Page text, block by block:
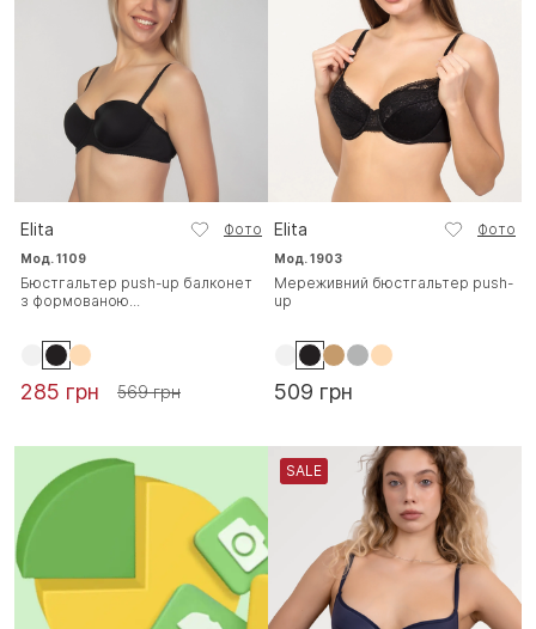
Elita Фото
Мод. 1109
Бюстгальтер push-up балконет
з формованою...
285 грн 569 грн
Elita Фото
Мод. 1903
Мереживний бюстгальтер push-
up
509 грн
SALE